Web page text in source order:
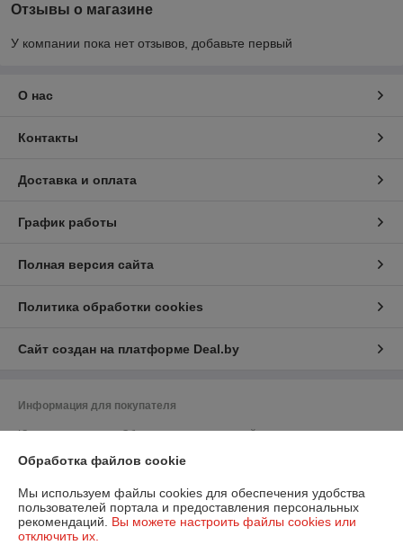
Отзывы о магазине
У компании пока нет отзывов, добавьте первый
О нас
Контакты
Доставка и оплата
График работы
Полная версия сайта
Политика обработки cookies
Сайт создан на платформе Deal.by
Информация для покупателя
Юридическое лицо:Общество с ограниченной ответственностью
220036, Республика Беларусь, г. Минск, Бетонный проезд, дом 19а,
кабинет 306
Регистрационный номер ЕГР: 193257545
УНП: 193257545
Обработка файлов cookie
Мы используем файлы cookies для обеспечения удобства
пользователей портала и предоставления персональных
рекомендаций. Вы можете настроить файлы cookies или
отключить их.